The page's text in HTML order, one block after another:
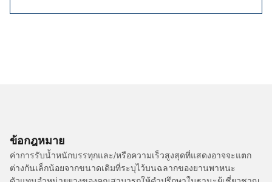
ข้อกฎหมาย
ค่าการรับน้ำหนักบรรทุกและ/หรือความเร็วสูงสุดที่แสดงอาจจะแตก
ต่างกันเล็กน้อยจากขนาดเดิมที่ระบุไว้บนฉลากของยานพาหนะ